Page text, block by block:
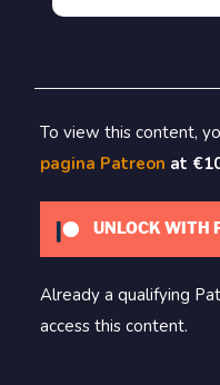
To view this content,
pagina Patreon at
UNLOCK WITH
Already a qualifying
access this content.